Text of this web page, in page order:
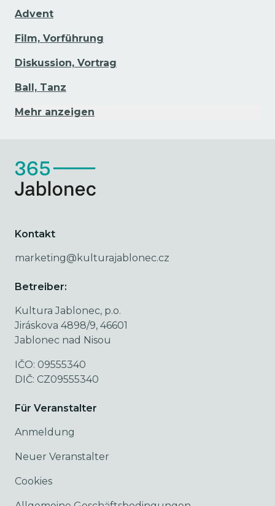
Advent
Film, Vorführung
Diskussion, Vortrag
Ball, Tanz
Mehr anzeigen
Kontakt
marketing@kulturajablonec.cz
Betreiber:
Kultura Jablonec, p.o.
Jiráskova 4898/9, 46601
Jablonec nad Nisou
IČO: 09555340
DIČ: CZ09555340
Für Veranstalter
Anmeldung
Neuer Veranstalter
Cookies